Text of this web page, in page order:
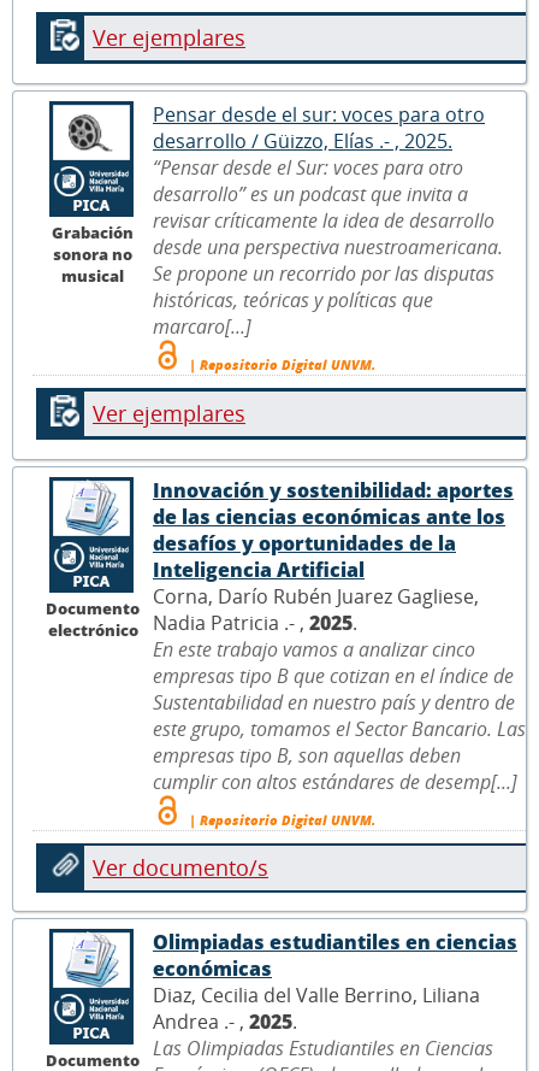
Ver ejemplares
Grabación
sonora no
musical
Pensar desde el sur: voces para otro
desarrollo / Güizzo, Elías .- , 2025.
“Pensar desde el Sur: voces para otro
desarrollo” es un podcast que invita a
revisar críticamente la idea de desarrollo
desde una perspectiva nuestroamericana.
Se propone un recorrido por las disputas
históricas, teóricas y políticas que
marcaro[...]
| Repositorio Digital UNVM.
Ver ejemplares
Documento
electrónico
Innovación y sostenibilidad: aportes
de las ciencias económicas ante los
desafíos y oportunidades de la
Inteligencia Artificial
Corna, Darío Rubén Juarez Gagliese,
Nadia Patricia .- , 2025.
En este trabajo vamos a analizar cinco
empresas tipo B que cotizan en el índice de
Sustentabilidad en nuestro país y dentro de
este grupo, tomamos el Sector Bancario. Las
empresas tipo B, son aquellas deben
cumplir con altos estándares de desemp[...]
| Repositorio Digital UNVM.
Ver documento/s
Documento
Olimpiadas estudiantiles en ciencias
económicas
Diaz, Cecilia del Valle Berrino, Liliana
Andrea .- , 2025.
Las Olimpiadas Estudiantiles en Ciencias